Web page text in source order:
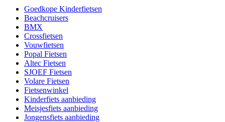
Goedkope Kinderfietsen
Beachcruisers
BMX
Crossfietsen
Vouwfietsen
Popal Fietsen
Altec Fietsen
SJOEF Fietsen
Volare Fietsen
Fietsenwinkel
Kinderfiets aanbieding
Meisjesfiets aanbieding
Jongensfiets aanbieding